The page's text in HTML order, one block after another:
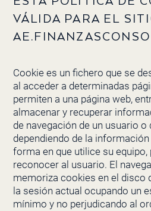
VÁLIDA PARA EL
Cookie es un fichero que se
al acceder a determinadas
permiten a una página web,
almacenar y recuperar
de navegación de un usuario o
dependiendo de la
forma en que utilice su equipo,
reconocer al usuario. El
memoriza cookies en el disco
la sesión actual ocupando un
mínimo y no perjudicando al